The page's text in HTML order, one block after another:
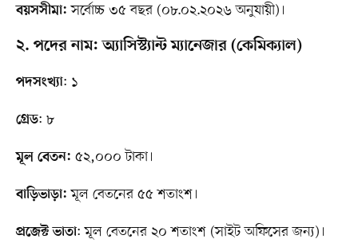
বয়সসীমা: সর্বোচ্চ ৩৫ বছর (০৮.০২.২০২৬ অনুযায়ী)।
২. পদের নাম: অ্যাসিস্ট্যান্ট ম্যানেজার (কেমিক্যাল)
পদসংখ্যা: ১
গ্রেড: ৮
মূল বেতন: ৫২,০০০ টাকা।
বাড়িভাড়া: মূল বেতনের ৫৫ শতাংশ।
প্রজেক্ট ভাতা: মূল বেতনের ২০ শতাংশ (সাইট অফিসের জন্য)।